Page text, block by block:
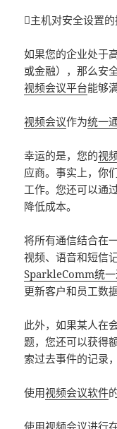
主机对安全设置的
如果您的企业处于
或金融），那么安
视频会议平台能够
视频会议作为统一
幸运的是，您的视
应商。事实上，你
工作。您还可以通
降低成本。
将所有通信结合在
视频、语音和短信
SparkleComm统
更新客户和员工数
此外，如果某人在
题，您还可以获得
索过去事件的记录
使用视频会议软件
使用视频会议进行